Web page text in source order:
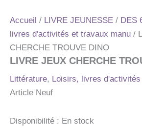
Accueil / LIVRE JEUNESSE / DES
livres d'activités et travaux manu /
CHERCHE TROUVE DINO
LIVRE JEUX CHERCHE
Littérature, Loisirs, livres
Article Neuf
Disponibilité : En stock